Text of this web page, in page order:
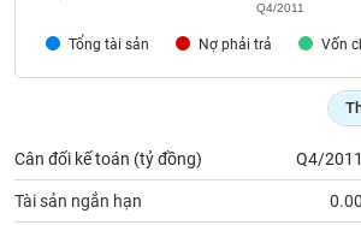
Tổng tài sản Nợ phải trả Vốn
Q4/2011
Cân đối kế toán (tỷ đồng) Q4/2011
Tài sản ngắn hạn 0.00